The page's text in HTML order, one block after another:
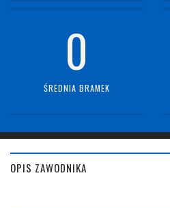
0
ŚREDNIA BRAMEK
OPIS ZAWODNIKA